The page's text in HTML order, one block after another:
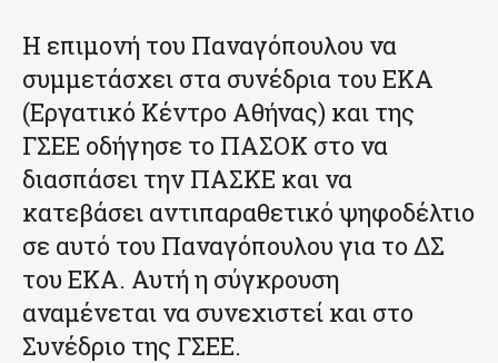
Η επιμονή του Παναγόπουλου να
συμμετάσχει στα συνέδρια του ΕΚΑ
(Εργατικό Κέντρο Αθήνας) και της
ΓΣΕΕ οδήγησε το ΠΑΣΟΚ στο να
διασπάσει την ΠΑΣΚΕ και να
κατεβάσει αντιπαραθετικό ψηφοδέλτιο
σε αυτό του Παναγόπουλου για το ΔΣ
του ΕΚΑ. Αυτή η σύγκρουση
αναμένεται να συνεχιστεί και στο
Συνέδριο της ΓΣΕΕ.